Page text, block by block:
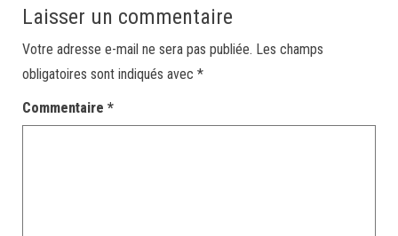
Laisser un commentaire
Votre adresse e-mail ne sera pas publiée. Les champs
obligatoires sont indiqués avec *
Commentaire *